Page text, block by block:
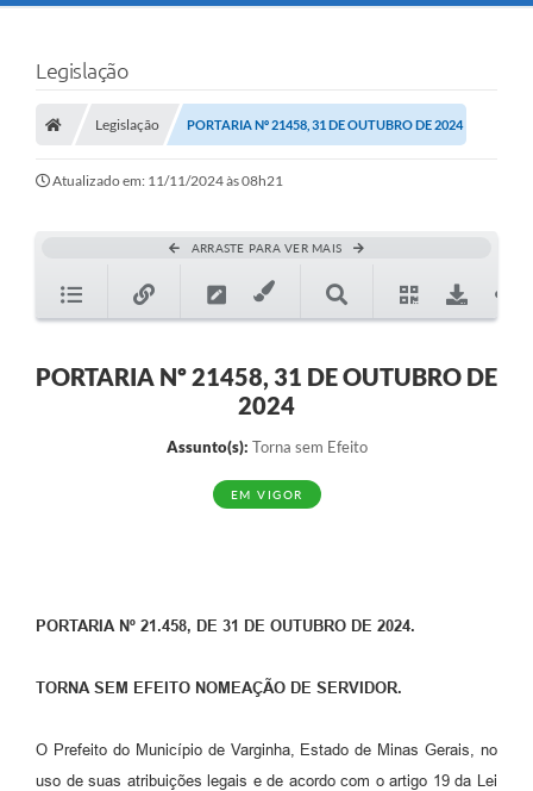
Legislação
Legislação PORTARIA Nº 21458, 31 DE OUTUBRO DE 2024
Atualizado em: 11/11/2024 às 08h21
ARRASTE PARA VER MAIS
PORTARIA Nº 21458, 31 DE OUTUBRO DE
2024
Assunto(s): Torna sem Efeito
EM VIGOR
PORTARIA Nº 21.458, DE 31 DE OUTUBRO DE 2024.
TORNA SEM EFEITO NOMEAÇÃO DE SERVIDOR.
O Prefeito do Município de Varginha, Estado de Minas Gerais, no
uso de suas atribuições legais e de acordo com o artigo 19 da Lei